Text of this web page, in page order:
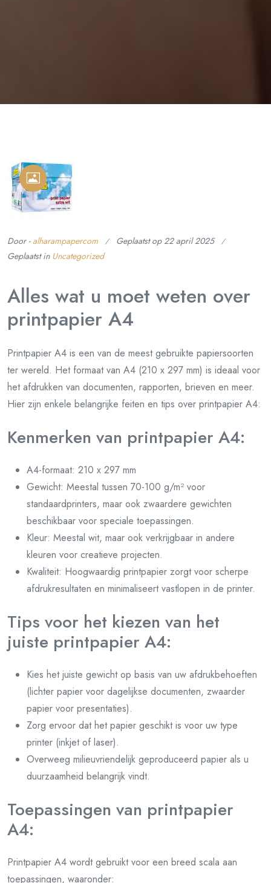
Door - alharampapercom Geplaatst op22 april 2025
Geplaatst in Uncategorized
Alles wat u moet weten over
printpapier A4
Printpapier A4 is een van de meest gebruikte papiersoorten
ter wereld. Het formaat van A4 (210 x 297 mm) is ideaal voor
het afdrukken van documenten, rapporten, brieven en meer.
Hier zijn enkele belangrijke feiten en tips over printpapier A4:
Kenmerken van printpapier A4:
A4-formaat: 210 x 297 mm
Gewicht: Meestal tussen 70-100 g/m² voor
standaardprinters, maar ook zwaardere gewichten
beschikbaar voor speciale toepassingen.
Kleur: Meestal wit, maar ook verkrijgbaar in andere
kleuren voor creatieve projecten.
Kwaliteit: Hoogwaardig printpapier zorgt voor scherpe
afdrukresultaten en minimaliseert vastlopen in de printer.
Tips voor het kiezen van het
juiste printpapier A4:
Kies het juiste gewicht op basis van uw afdrukbehoeften
(lichter papier voor dagelijkse documenten, zwaarder
papier voor presentaties).
Zorg ervoor dat het papier geschikt is voor uw type
printer (inkjet of laser).
Overweeg milieuvriendelijk geproduceerd papier als u
duurzaamheid belangrijk vindt.
Toepassingen van printpapier
A4:
Printpapier A4 wordt gebruikt voor een breed scala aan
toepassingen, waaronder: